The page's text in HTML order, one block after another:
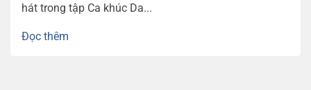
hát trong tập Ca khúc Da...
Đọc thêm